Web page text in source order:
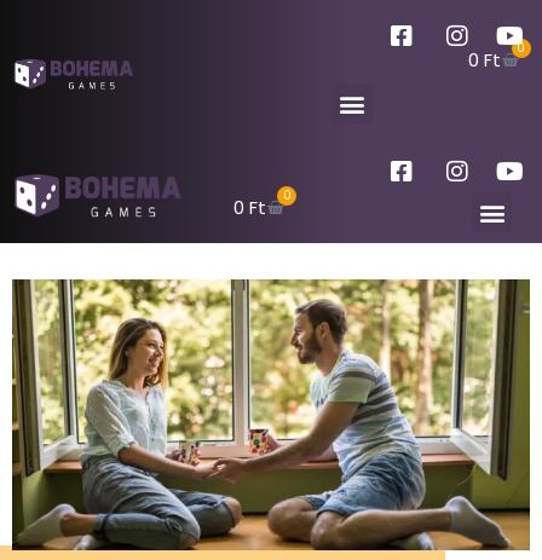
0 Ft 0
0Ft 0